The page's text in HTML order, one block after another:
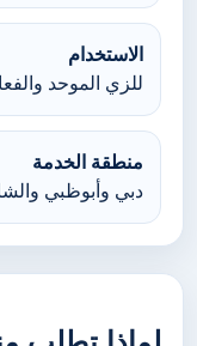
الاستخدام
للزي الموحد
منطقة الخدمة
دبي وأبوظبي